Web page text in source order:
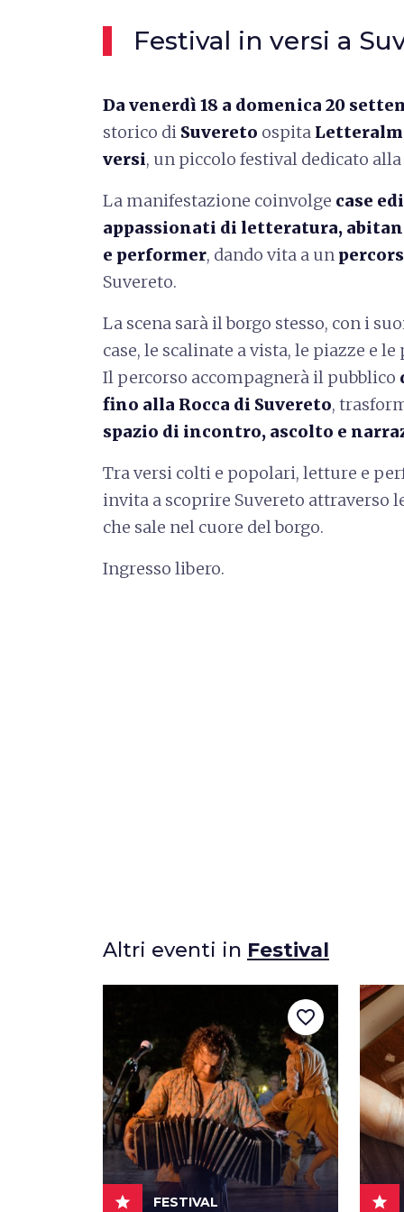
Festival in versi a
Da venerdì 18 a domenica 20
storico di Suvereto ospita
versi, un piccolo festival dedicato
La manifestazione coinvolge case
appassionati di letteratura,
e performer, dando vita a un
Suvereto.
La scena sarà il borgo stesso, con i
case, le scalinate a vista, le piazze e le
Il percorso accompagnerà il pubblico
fino alla Rocca di Suvereto,
spazio di incontro, ascolto e
Tra versi colti e popolari, letture e
invita a scoprire Suvereto attraverso
che sale nel cuore del borgo.
Ingresso libero.
Altri eventi in Festival
star FESTIVAL
favorite_border
star